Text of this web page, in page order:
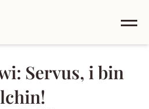
Servus, i bin